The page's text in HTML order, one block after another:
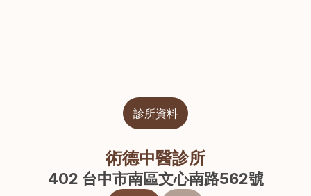
診所資料
術德中醫診所
402 台中市南區文心南路562號